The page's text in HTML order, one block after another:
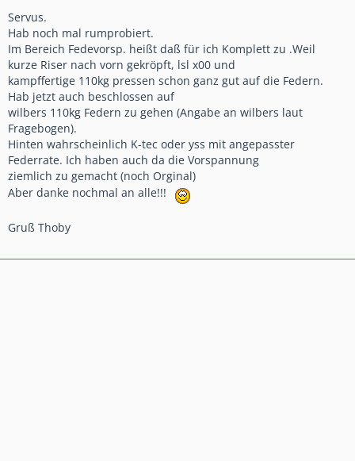
Servus.
Hab noch mal rumprobiert.
Im Bereich Fedevorsp. heißt daß für ich Komplett zu .Weil
kurze Riser nach vorn gekröpft, lsl x00 und
kampffertige 110kg pressen schon ganz gut auf die Federn.
Hab jetzt auch beschlossen auf
wilbers 110kg Federn zu gehen (Angabe an wilbers laut
Fragebogen).
Hinten wahrscheinlich K-tec oder yss mit angepasster
Federrate. Ich haben auch da die Vorspannung
ziemlich zu gemacht (noch Orginal)
Aber danke nochmal an alle!!!
Gruß Thoby